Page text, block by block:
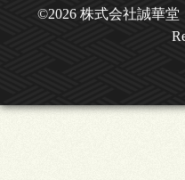
©2026 株式会社誠華